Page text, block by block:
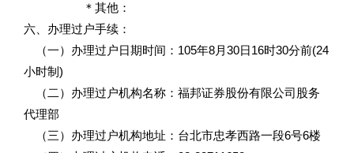
＊其他：
六、办理过户手续：
（一）办理过户日期时间：105年8月30日16时30分前(24
小时制)
（二）办理过户机构名称：福邦证券股份有限公司股务
代理部
（三）办理过户机构地址：台北市忠孝西路一段6号6楼